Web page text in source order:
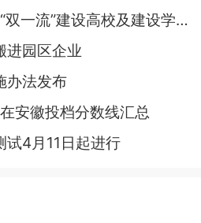
2026志愿填报参考：“双一流”建设高校及建设学科名单
进园区企业
办法发布
安徽投档分数线汇总
试4月11日起进行